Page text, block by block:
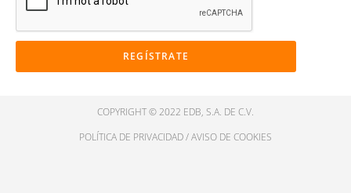
REGÍSTRATE
COPYRIGHT © 2022 EDB, S.A. DE C.V.
POLÍTICA DE PRIVACIDAD/AVISO DE COOKIES